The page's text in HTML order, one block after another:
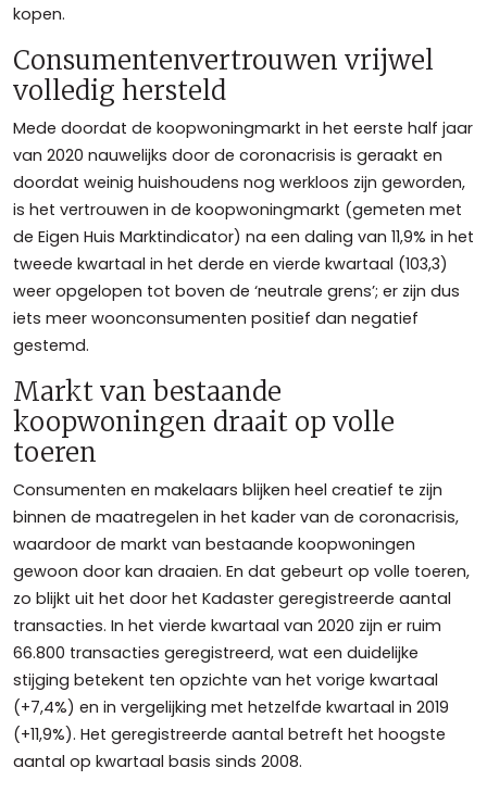
kopen.
Consumentenvertrouwen vrijwel
volledig hersteld
Mede doordat de koopwoningmarkt in het eerste half jaar
van 2020 nauwelijks door de coronacrisis is geraakt en
doordat weinig huishoudens nog werkloos zijn geworden,
is het vertrouwen in de koopwoningmarkt (gemeten met
de Eigen Huis Marktindicator) na een daling van 11,9% in het
tweede kwartaal in het derde en vierde kwartaal (103,3)
weer opgelopen tot boven de ‘neutrale grens’; er zijn dus
iets meer woonconsumenten positief dan negatief
gestemd.
Markt van bestaande
koopwoningen draait op volle
toeren
Consumenten en makelaars blijken heel creatief te zijn
binnen de maatregelen in het kader van de coronacrisis,
waardoor de markt van bestaande koopwoningen
gewoon door kan draaien. En dat gebeurt op volle toeren,
zo blijkt uit het door het Kadaster geregistreerde aantal
transacties. In het vierde kwartaal van 2020 zijn er ruim
66.800 transacties geregistreerd, wat een duidelijke
stijging betekent ten opzichte van het vorige kwartaal
(+7,4%) en in vergelijking met hetzelfde kwartaal in 2019
(+11,9%). Het geregistreerde aantal betreft het hoogste
aantal op kwartaal basis sinds 2008.